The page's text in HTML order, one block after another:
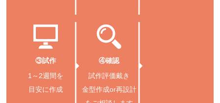
③試作
1～2週間を
目安に作成
④確認
試作評価戴き
金型作成or再設計